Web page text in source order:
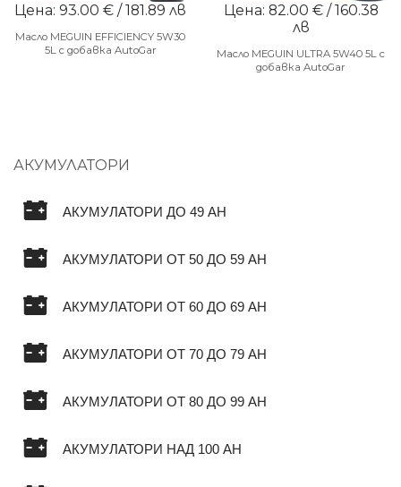
Цена: 93.00 € / 181.89 лв
Масло MEGUIN EFFICIENCY 5W30
5L с добавка AutoGar
Цена: 82.00 € / 160.38
лв
Масло MEGUIN ULTRA 5W40 5L с
добавка AutoGar
АКУМУЛАТОРИ
АКУМУЛАТОРИ ДО 49 AH
АКУМУЛАТОРИ ОТ 50 ДО 59 AH
АКУМУЛАТОРИ ОТ 60 ДО 69 AH
АКУМУЛАТОРИ ОТ 70 ДО 79 AH
АКУМУЛАТОРИ ОТ 80 ДО 99 AH
АКУМУЛАТОРИ НАД 100 AH